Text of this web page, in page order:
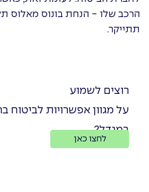
הרכב שלו - הנחת בונוס מאלוס
תתייקר.
רוצים לשמוע
על מגוון אפשרויות לביטוח
במגדל?
לחצו כאן